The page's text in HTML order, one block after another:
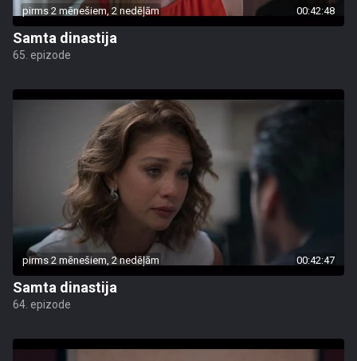
pirms 2 mēnešiem, 2 nedēļām 00:42:48
Samta dinastija
65. epizode
pirms 2 mēnešiem, 2 nedēļām 00:42:47
Samta dinastija
64. epizode